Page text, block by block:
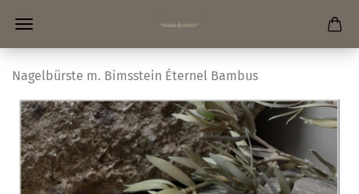
Nagelbürste m. Bimsstein Éternel Bambus